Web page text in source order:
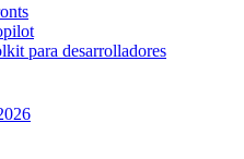
para desarrolladores